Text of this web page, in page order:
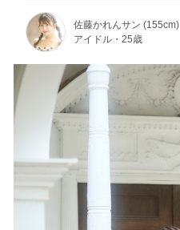
佐藤かれんサン (155cm)
アイドル・25歳